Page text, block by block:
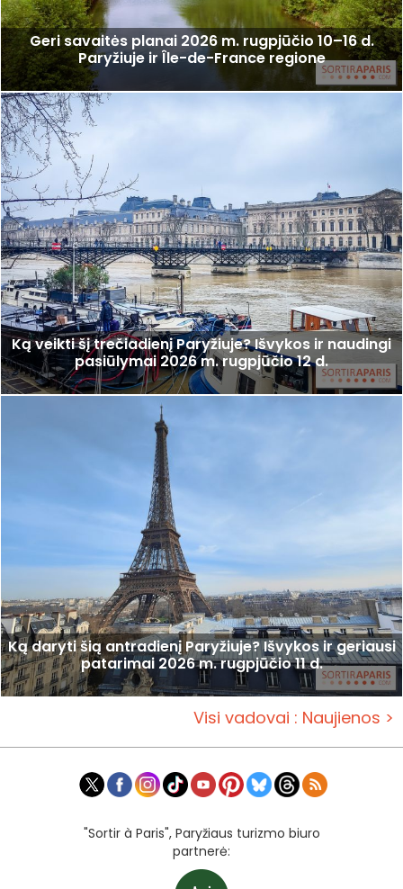
Geri savaitės planai 2026 m. rugpjūčio 10–16 d.
Paryžiuje ir Île-de-France regione
Ką veikti šį trečiadienį Paryžiuje? Išvykos ir naudingi
pasiūlymai 2026 m. rugpjūčio 12 d.
Ką daryti šią antradienį Paryžiuje? Išvykos ir geriausi
patarimai 2026 m. rugpjūčio 11 d.
Visi vadovai : Naujienos >
"Sortir à Paris", Paryžiaus turizmo biuro
partnerė: